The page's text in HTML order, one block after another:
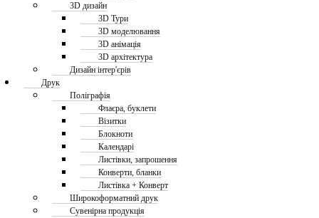
3D дизайн
3D Тури
3D моделювання
3D анімація
3D архітектура
Дизайн інтер'єрів
Друк
Поліграфія
Флаєра, буклети
Візитки
Блокноти
Календарі
Листівки, запрошення
Конверти, бланки
Листівка + Конверт
Широкоформатний друк
Сувенірна продукція